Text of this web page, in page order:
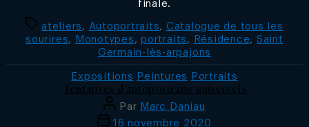
finale.
Étiquettes
ateliers , Autoportraits, Catalogue de tous les
sourires, Monotypes ,portraits , Résidence, Saint
Germain-lès-arpajons
Catégories
Expositions Peintures
Portraits
Tentatives d’autoportraits universels
Auteur
de
Par Marc Daniau
Date16 novembre 2020